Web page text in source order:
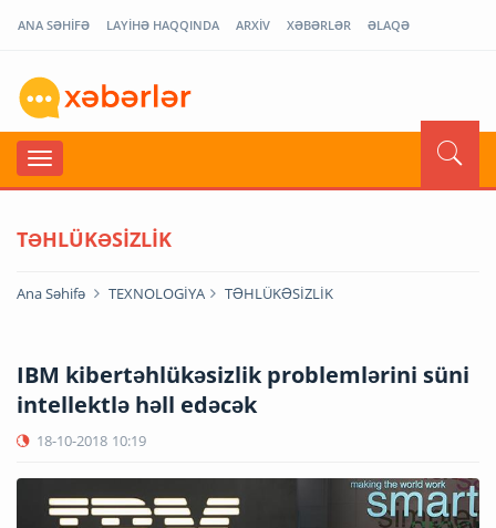
ANA SƏHİFƏ LAYİHƏ HAQQINDA ARXİV XƏBƏRLƏR ƏLAQƏ
TƏHLÜKƏSİZLİK
Ana Səhifə TEXNOLOGİYA TƏHLÜKƏSİZLİK
IBM kibertəhlükəsizlik problemlərini süni
intellektlə həll edəcək
18-10-2018 10:19